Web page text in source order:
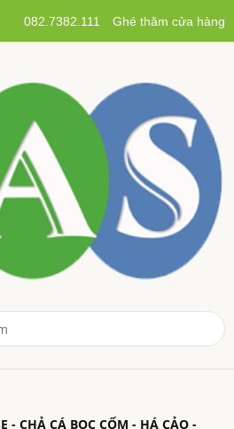
082.7382.111 Ghé thăm cửa hàng
- CHẢ CÁ BỌC CỐM - HÁ CẢO -